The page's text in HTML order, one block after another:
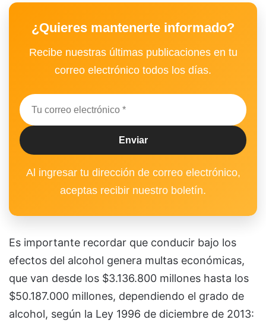
¿Quieres mantenerte informado?
Recibe nuestras últimas publicaciones en tu
correo electrónico todos los días.
Al ingresar tu dirección de correo electrónico,
aceptas recibir nuestro boletín.
Es importante recordar que conducir bajo los
efectos del alcohol genera multas económicas,
que van desde los $3.136.800 millones hasta los
$50.187.000 millones, dependiendo el grado de
alcohol, según la Ley 1996 de diciembre de 2013: